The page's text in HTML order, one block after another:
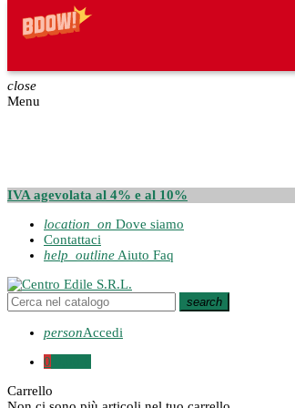
close
Menu
IVA agevolata al 4% e al 10%
location_on Dove siamo
Contattaci
help_outline Aiuto Faq
search
personAccedi
0
Carrello